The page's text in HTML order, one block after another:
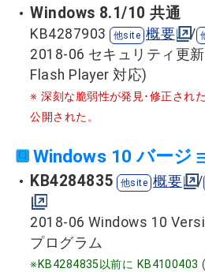
Windows 8.1/10 共通
KB4287903 概要 /
2018-06 セキュリティ更
Flash Player 対応)
※ 深刻な脆弱性が発見･修正され
公開された。
Windows 10 バージ
KB4284835 概要 /
2018-06 Windows 10
プログラム
※KB4284835以前に KB4100403